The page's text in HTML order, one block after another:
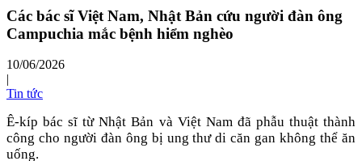
Các bác sĩ Việt Nam, Nhật Bản cứu người đàn ông
Campuchia mắc bệnh hiểm nghèo
10/06/2026
|
Tin tức
Ê-kíp bác sĩ từ Nhật Bản và Việt Nam đã phẫu thuật thành
công cho người đàn ông bị ung thư di căn gan không thể ăn
uống.